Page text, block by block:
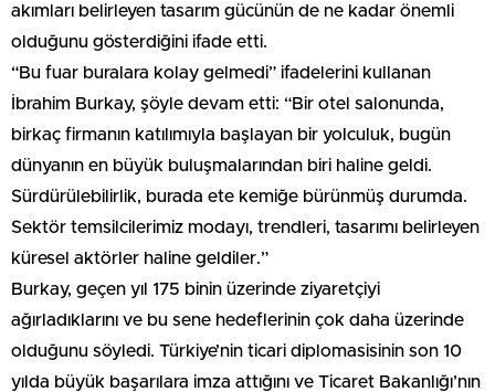
akımları belirleyen tasarım gücünün de ne kadar önemli
olduğunu gösterdiğini ifade etti.
“Bu fuar buralara kolay gelmedi” ifadelerini kullanan
İbrahim Burkay, şöyle devam etti: “Bir otel salonunda,
birkaç firmanın katılımıyla başlayan bir yolculuk, bugün
dünyanın en büyük buluşmalarından biri haline geldi.
Sürdürülebilirlik, burada ete kemiğe bürünmüş durumda.
Sektör temsilcilerimiz modayı, trendleri, tasarımı belirleyen
küresel aktörler haline geldiler.”
Burkay, geçen yıl 175 binin üzerinde ziyaretçiyi
ağırladıklarını ve bu sene hedeflerinin çok daha üzerinde
olduğunu söyledi. Türkiye’nin ticari diplomasisinin son 10
yılda büyük başarılara imza attığını ve Ticaret Bakanlığı’nın